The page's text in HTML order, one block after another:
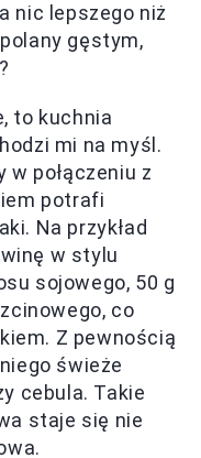
nic lepszego niż
gęstym,
to kuchnia
mi na myśl.
w połączeniu z
potrafi
Na przykład
w stylu
sojowego, 50 g
co
Z pewnością
świeże
cebula. Takie
staje się nie